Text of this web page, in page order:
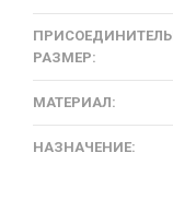
РАЗМЕР:
МАТЕРИАЛ:
НАЗНАЧЕНИЕ: